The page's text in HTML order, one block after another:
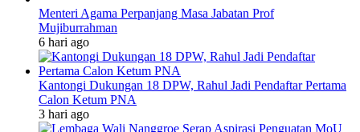
Menteri Agama Perpanjang Masa Jabatan Prof
Mujiburrahman
6 hari ago
Kantongi Dukungan 18 DPW, Rahul Jadi Pendaftar Pertama
Calon Ketum PNA
3 hari ago